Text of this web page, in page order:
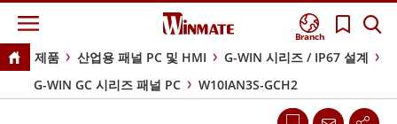
Branch
제품 산업용 패널 PC 및 HMI
G-WIN 시리즈 / IP67 설계
G-WIN GC 시리즈 패널 PC
W10IAN3S-GCH2